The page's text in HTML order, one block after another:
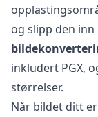
og slipp den
inkludert PGX,
størrelser.
Når bildet ditt